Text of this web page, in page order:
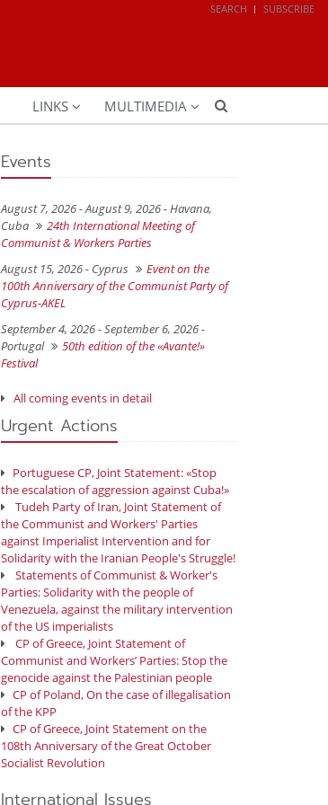
SEARCH SUBSCRIBE
LINKS MULTIMEDIA
Events
August 7, 2026 - August 9, 2026 - Havana,
Cuba
24th International Meeting of
Communist & Workers Parties
August 15, 2026 - Cyprus
Event on the
100th Anniversary of the Communist Party of
Cyprus-AKEL
September 4, 2026 - September 6, 2026 -
Portugal
50th edition of the «Avante!»
Festival
All coming events in detail
Urgent Actions
Portuguese CP, Joint Statement: «Stop
the escalation of aggression against Cuba!»
Tudeh Party of Iran, Joint Statement of
the Communist and Workers' Parties
against Imperialist Intervention and for
Solidarity with the Iranian People's Struggle!
Statements of Communist & Worker's
Parties: Solidarity with the people of
Venezuela, against the military intervention
of the US imperialists
CP of Greece, Joint Statement of
Communist and Workers’ Parties: Stop the
genocide against the Palestinian people
CP of Poland, On the case of illegalisation
of the KPP
CP of Greece, Joint Statement on the
108th Anniversary of the Great October
Socialist Revolution
International Issues